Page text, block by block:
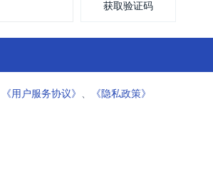
获取验证码
《用户服务协议》 、 《隐私政策》